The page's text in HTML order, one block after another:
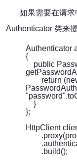
如果需要在请求
Authenticator 类来
Authenticator
{
public
return
}
};
HttpClient
.build();